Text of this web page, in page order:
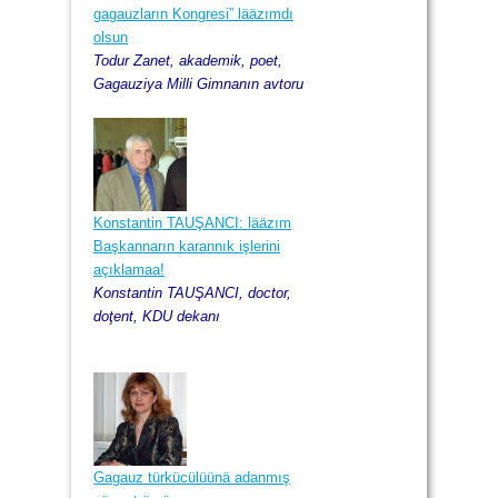
gagauzların Kongresi” lääzımdı
olsun
Todur Zanet, akademik, poet,
Gagauziya Milli Gimnanın avtoru
Konstantin TAUŞANCI: lääzım
Başkannarın karannık işlerini
açıklamaa!
Konstantin TAUŞANCI, doctor,
doţent, KDU dekanı
Gagauz türkücülüünä adanmış